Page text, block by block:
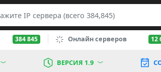
384 845 Онлайн серверов 12
ВЕРСИЯ 1.9